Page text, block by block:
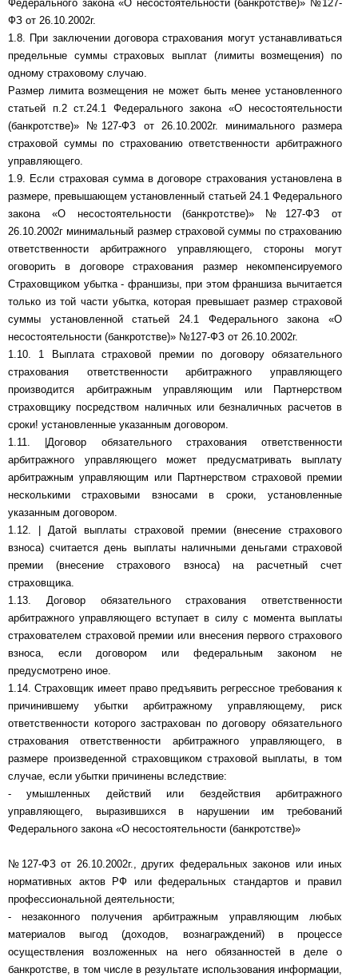
Федерального закона «О несостоятельности (банкротстве)» №127-
ФЗ от 26.10.2002г.
1.8. При заключении договора страхования могут устанавливаться
предельные суммы страховых выплат (лимиты возмещения) по
одному страховому случаю.
Размер лимита возмещения не может быть менее установленного
статьей п.2 ст.24.1 Федерального закона «О несостоятельности
(банкротстве)» №127-ФЗ от 26.10.2002г. минимального размера
страховой суммы по страхованию ответственности арбитражного
управляющего.
1.9. Если страховая сумма в договоре страхования установлена в
размере, превышающем установленный статьей 24.1 Федерального
закона «О несостоятельности (банкротстве)» №127-ФЗ от
26.10.2002г минимальный размер страховой суммы по страхованию
ответственности арбитражного управляющего, стороны могут
оговорить в договоре страхования размер некомпенсируемого
Страховщиком убытка - франшизы, при этом франшиза вычитается
только из той части убытка, которая превышает размер страховой
суммы установленной статьей 24.1 Федерального закона «О
несостоятельности (банкротстве)» №127-ФЗ от 26.10.2002г.
1.10. 1 Выплата страховой премии по договору обязательного
страхования ответственности арбитражного управляющего
производится арбитражным управляющим или Партнерством
страховщику посредством наличных или безналичных расчетов в
сроки! установленные указанным договором.
1.11. |Договор обязательного страхования ответственности
арбитражного управляющего может предусматривать выплату
арбитражным управляющим или Партнерством страховой премии
несколькими страховыми взносами в сроки, установленные
указанным договором.
1.12. | Датой выплаты страховой премии (внесение страхового
взноса) считается день выплаты наличными деньгами страховой
премии (внесение страхового взноса) на расчетный счет
страховщика.
1.13. Договор обязательного страхования ответственности
арбитражного управляющего вступает в силу с момента выплаты
страхователем страховой премии или внесения первого страхового
взноса, если договором или федеральным законом не
предусмотрено иное.
1.14. Страховщик имеет право предъявить регрессное требования к
причинившему убытки арбитражному управляющему, риск
ответственности которого застрахован по договору обязательного
страхования ответственности арбитражного управляющего, в
размере произведенной страховщиком страховой выплаты, в том
случае, если убытки причинены вследствие:
- умышленных действий или бездействия арбитражного
управляющего, выразившихся в нарушении им требований
Федерального закона «О несостоятельности (банкротстве)»
№127-ФЗ от 26.10.2002г., других федеральных законов или иных
нормативных актов РФ или федеральных стандартов и правил
профессиональной деятельности;
- незаконного получения арбитражным управляющим любых
материалов выгод (доходов, вознаграждений) в процессе
осуществления возложенных на него обязанностей в деле о
банкротстве, в том числе в результате использования информации,